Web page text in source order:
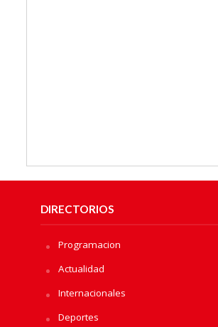
DIRECTORIOS
Programacion
Actualidad
Internacionales
Deportes